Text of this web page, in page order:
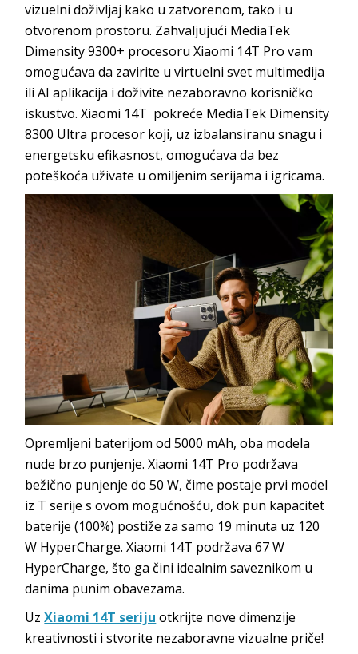
vizuelni doživljaj kako u zatvorenom, tako i u
otvorenom prostoru. Zahvaljujući MediaTek
Dimensity 9300+ procesoru Xiaomi 14T Pro vam
omogućava da zavirite u virtuelni svet multimedija
ili AI aplikacija i doživite nezaboravno korisničko
iskustvo. Xiaomi 14T pokreće MediaTek Dimensity
8300 Ultra procesor koji, uz izbalansiranu snagu i
energetsku efikasnost, omogućava da bez
poteškoća uživate u omiljenim serijama i igricama.
Opremljeni baterijom od 5000 mAh, oba modela
nude brzo punjenje. Xiaomi 14T Pro podržava
bežično punjenje do 50 W, čime postaje prvi model
iz T serije s ovom mogućnošću, dok pun kapacitet
baterije (100%) postiže za samo 19 minuta uz 120
W HyperCharge. Xiaomi 14T podržava 67 W
HyperCharge, što ga čini idealnim saveznikom u
danima punim obavezama.
UzXiaomi 14T seriju otkrijte nove dimenzije
kreativnosti i stvorite nezaboravne vizualne priče!